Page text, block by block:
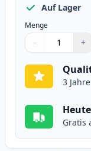
Auf Lager
Menge
Verwenden Sie
− +
1
3
Gratis